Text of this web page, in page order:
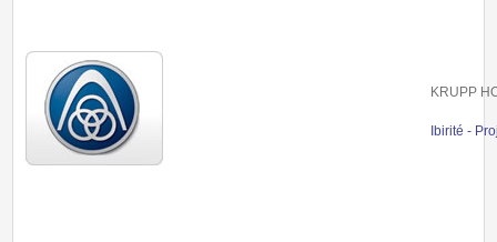
KRUPP
Ibirité -